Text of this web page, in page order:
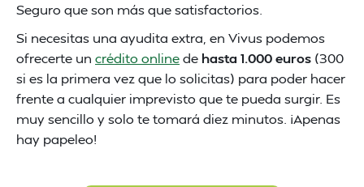
Seguro que son más que satisfactorios.
Si necesitas una ayudita extra, en Vivus podemos
ofrecerte un crédito onlinede hasta 1.000 euros (300
si es la primera vez que lo solicitas) para poder hacer
frente a cualquier imprevisto que te pueda surgir. Es
muy sencillo y solo te tomará diez minutos. ¡Apenas
hay papeleo!